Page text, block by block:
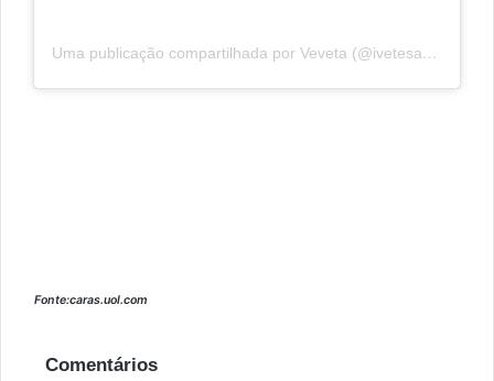
Uma publicação compartilhada por Veveta (@ivetesangalo)
Fonte:caras.uol.com
Comentários